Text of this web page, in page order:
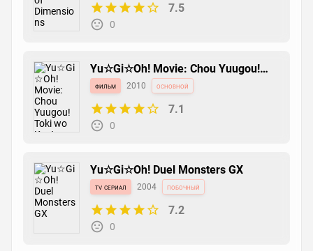
7.5
0
Yu☆Gi☆Oh! Movie: Chou Yuugou!
Toki wo Koeta Kizuna
фильм 2010 основной
7.1
0
Yu☆Gi☆Oh! Duel Monsters GX
tv сериал 2004 побочный
7.2
0